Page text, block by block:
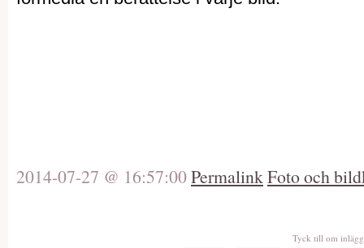
2014-07-27 @ 16:57:00PermalinkFoto och
Tyck till om